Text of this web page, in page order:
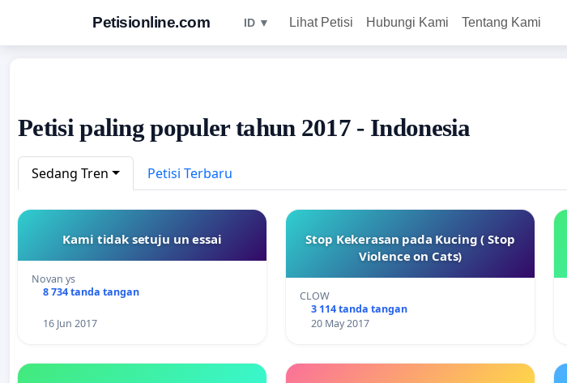
Petisionline.com ID ▼ Lihat Petisi Hubungi Kami Tentang Kami
Petisi paling populer tahun 2017 - Indonesia
Sedang Tren Petisi Terbaru
Kami tidak setuju un essai
Novan ys
8 734 tanda tangan
16 Jun 2017
Stop Kekerasan pada Kucing ( Stop
Violence on Cats)
CLOW
3 114 tanda tangan
20 May 2017